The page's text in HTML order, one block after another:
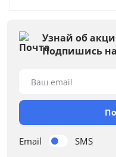
Узнай об
Подпишись
Email SMS
Ваш email